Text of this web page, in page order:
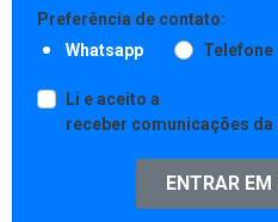
Preferência de contato:
Whatsapp
Telefone
Li e aceito a
receber comunicações
ENTRAR